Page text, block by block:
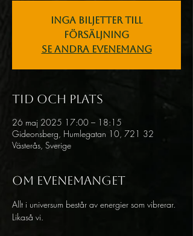
Inga biljetter till
försäljning
Se andra evenemang
Tid och plats
26 maj 2025 17:00 – 18:15
Gideonsberg, Humlegatan 10, 721 32
Västerås, Sverige
Om evenemanget
Allt i universum består av energier som vibrerar.
Likaså vi.